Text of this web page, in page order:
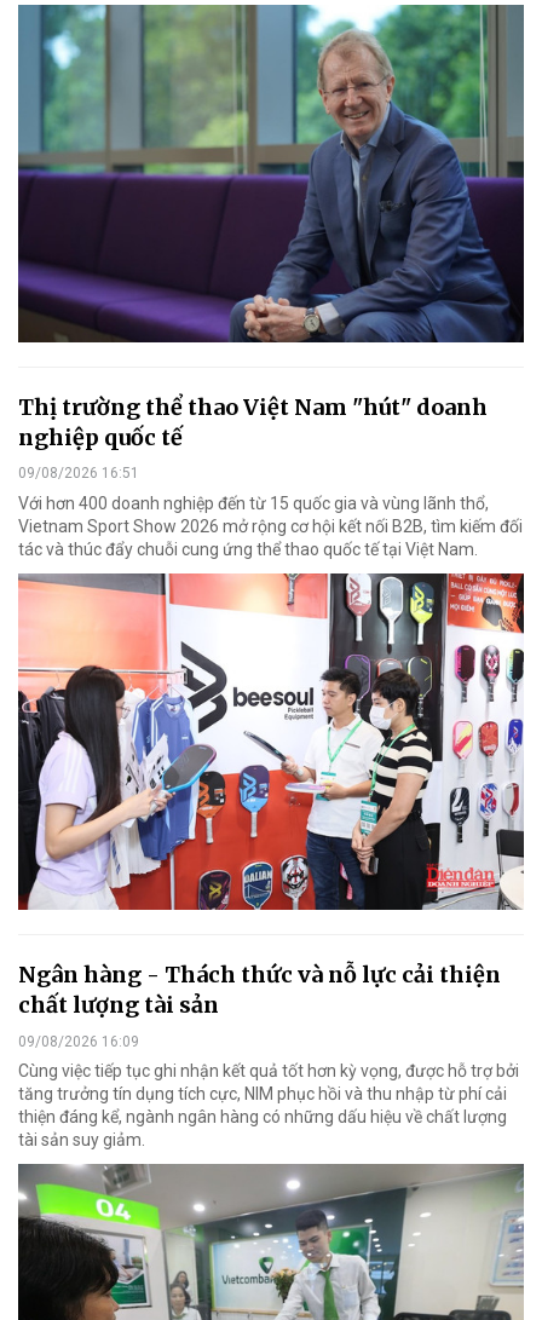
Thị trường thể thao Việt Nam "hút" doanh
nghiệp quốc tế
09/08/2026 16:51
Với hơn 400 doanh nghiệp đến từ 15 quốc gia và vùng lãnh thổ,
Vietnam Sport Show 2026 mở rộng cơ hội kết nối B2B, tìm kiếm đối
tác và thúc đẩy chuỗi cung ứng thể thao quốc tế tại Việt Nam.
Ngân hàng - Thách thức và nỗ lực cải thiện
chất lượng tài sản
09/08/2026 16:09
Cùng việc tiếp tục ghi nhận kết quả tốt hơn kỳ vọng, được hỗ trợ bởi
tăng trưởng tín dụng tích cực, NIM phục hồi và thu nhập từ phí cải
thiện đáng kể, ngành ngân hàng có những dấu hiệu về chất lượng
tài sản suy giảm.